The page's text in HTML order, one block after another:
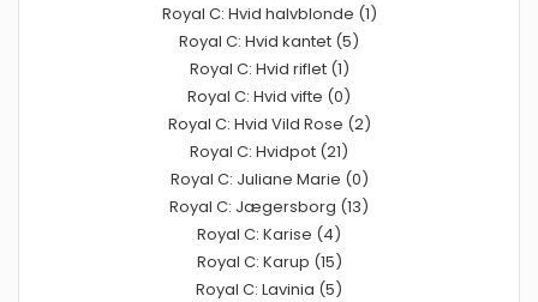
Royal C: Hvid halvblonde (1)
Royal C: Hvid kantet (5)
Royal C: Hvid riflet (1)
Royal C: Hvid vifte (0)
Royal C: Hvid Vild Rose (2)
Royal C: Hvidpot (21)
Royal C: Juliane Marie (0)
Royal C: Jægersborg (13)
Royal C: Karise (4)
Royal C: Karup (15)
Royal C: Lavinia (5)